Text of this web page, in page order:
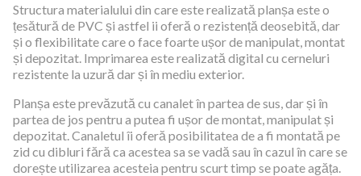
Structura materialului din care este realizată planșa este o
țesătură de PVC și astfel ii oferă o rezistență deosebită, dar
și o flexibilitate care o face foarte ușor de manipulat, montat
și depozitat. Imprimarea este realizată digital cu cerneluri
rezistente la uzură dar și în mediu exterior.
Planșa este prevăzută cu canalet în partea de sus, dar și în
partea de jos pentru a putea fi ușor de montat, manipulat și
depozitat. Canaletul îi oferă posibilitatea de a fi montată pe
zid cu dibluri fără ca acestea sa se vadă sau în cazul în care se
dorește utilizarea acesteia pentru scurt timp se poate agăța.